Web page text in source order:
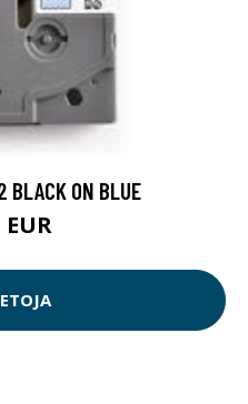
BLACK ON BLUE
EUR